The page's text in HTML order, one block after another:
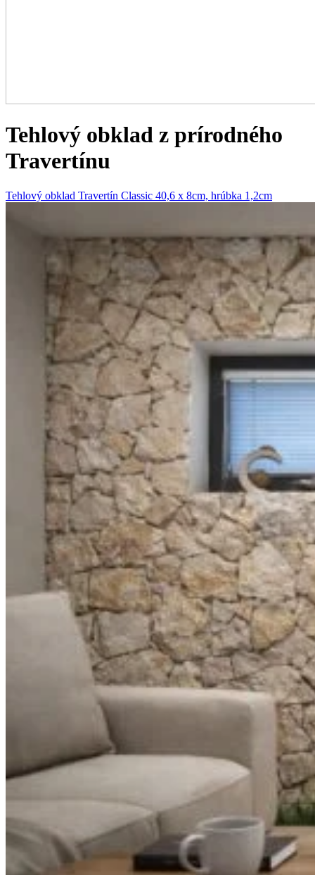
Tehlový obklad z prírodného
Travertínu
Tehlový obklad Travertín Classic 40,6 x 8cm, hrúbka 1,2cm